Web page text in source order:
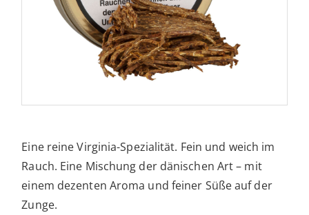
Eine reine Virginia-Spezialität. Fein und weich im
Rauch. Eine Mischung der dänischen Art – mit
einem dezenten Aroma und feiner Süße auf der
Zunge.